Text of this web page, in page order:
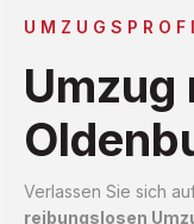
Umzug
Verlassen Sie sich
reibungslosen